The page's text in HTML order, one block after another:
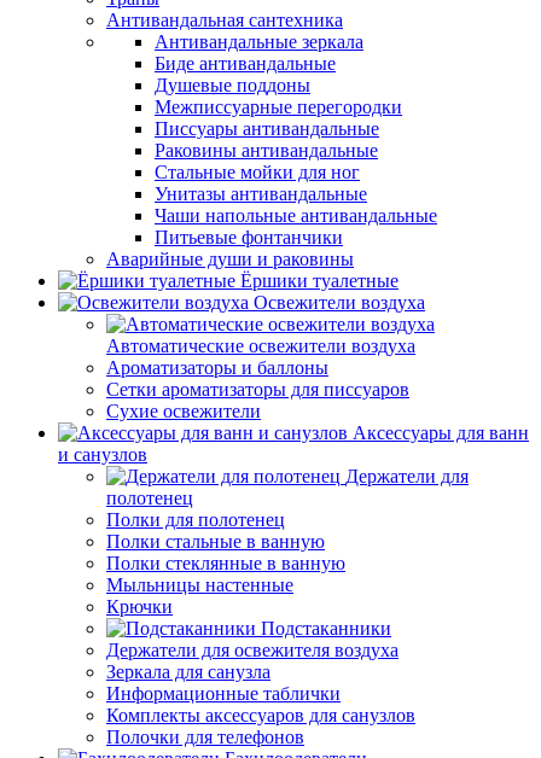
Антивандальная сантехника
Антивандальные зеркала
Биде антивандальные
Душевые поддоны
Межписсуарные перегородки
Писсуары антивандальные
Раковины антивандальные
Стальные мойки для ног
Унитазы антивандальные
Чаши напольные антивандальные
Питьевые фонтанчики
Аварийные души и раковины
Ёршики туалетные
Освежители воздуха
Автоматические освежители воздуха
Ароматизаторы и баллоны
Сетки ароматизаторы для писсуаров
Сухие освежители
Аксессуары для ванн
и санузлов
Держатели для
полотенец
Полки для полотенец
Полки стальные в ванную
Полки стеклянные в ванную
Мыльницы настенные
Крючки
Подстаканники
Держатели для освежителя воздуха
Зеркала для санузла
Информационные таблички
Комплекты аксессуаров для санузлов
Полочки для телефонов